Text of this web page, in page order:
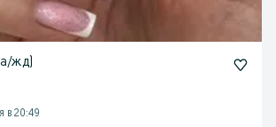
жд)
в 20:49